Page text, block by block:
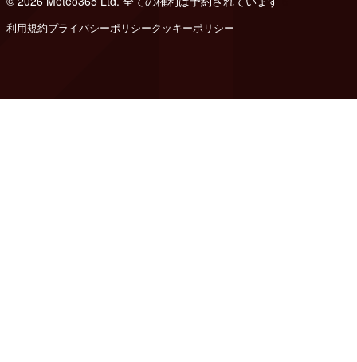
利用規約プライバシーポリシークッキーポリシー